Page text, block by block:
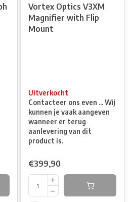
Vortex Optics V3XM
Magnifier with Flip
Mount
Uitverkocht
Contacteer ons even ... Wij
kunnen je vaak aangeven
wanneer er terug
aanlevering van dit
product is.
€399,90